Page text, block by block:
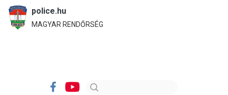
police.hu
MAGYAR RENDŐRSÉG